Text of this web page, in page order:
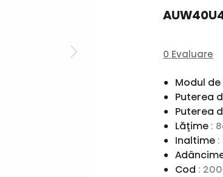
0 Evaluare
Modul
Puterea
Puterea
Lăţime :
Inaltime
Cod :